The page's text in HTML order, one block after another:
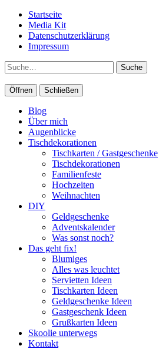
Startseite
Media Kit
Datenschutzerklärung
Impressum
Suche
Öffnen Schließen
Blog
Über mich
Augenblicke
Tischdekorationen
Tischkarten / Gastgeschenke
Tischdekorationen
Familienfeste
Hochzeiten
Weihnachten
DIY
Geldgeschenke
Adventskalender
Was sonst noch?
Das geht fix!
Blumiges
Alles was leuchtet
Servietten Ideen
Tischkarten Ideen
Geldgeschenke Ideen
Gastgeschenk Ideen
Grußkarten Ideen
Skoolie unterwegs
Kontakt